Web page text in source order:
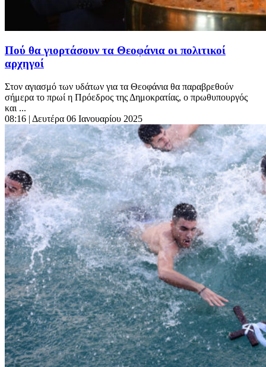
Πού θα γιορτάσουν τα Θεοφάνια οι πολιτικοί
αρχηγοί
Στον αγιασμό των υδάτων για τα Θεοφάνια θα παραβρεθούν
σήμερα το πρωί η Πρόεδρος της Δημοκρατίας, ο πρωθυπουργός
και ...
08:16 | Δευτέρα 06 Ιανουαρίου 2025